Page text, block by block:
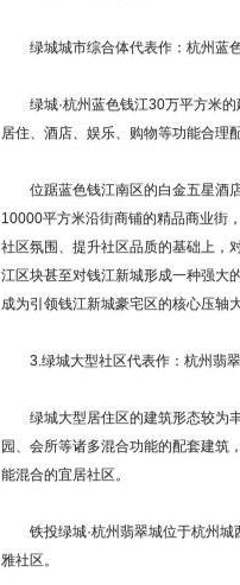
绿城城市综合体代表作：杭州蓝
绿城·杭州蓝色钱江30万平方米的
居住、酒店、娱乐、购物等功能合理
位踞蓝色钱江南区的白金五星酒店
10000平方米沿街商铺的精品商业街
社区氛围、提升社区品质的基础上，
江区块甚至对钱江新城形成一种强大
成为引领钱江新城豪宅区的核心压轴大
3.绿城大型社区代表作：杭州翡翠
绿城大型居住区的建筑形态较为丰
园、会所等诸多混合功能的配套建筑
能混合的宜居社区。
铁投绿城·杭州翡翠城位于杭州城
雅社区。